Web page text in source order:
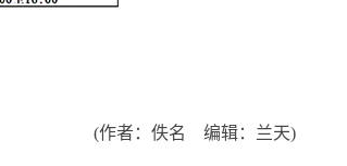
(作者：佚名 编辑：兰天)